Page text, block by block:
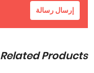
إرسال رسالة
Related Products